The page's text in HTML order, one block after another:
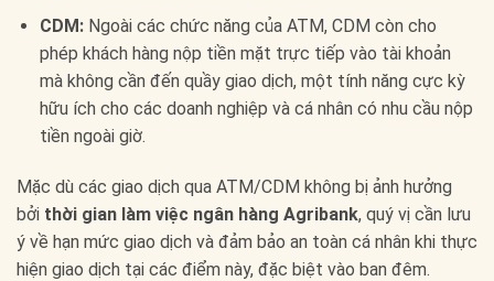
CDM:Ngoài các chức năng của ATM, CDM còn cho
phép khách hàng nộp tiền mặt trực tiếp vào tài khoản
mà không cần đến quầy giao dịch, một tính năng cực kỳ
hữu ích cho các doanh nghiệp và cá nhân có nhu cầu nộp
tiền ngoài giờ.
Mặc dù các giao dịch qua ATM/CDM không bị ảnh hưởng
bởi thời gian làm việc ngân hàng Agribank, quý vị cần lưu
ý về hạn mức giao dịch và đảm bảo an toàn cá nhân khi thực
hiện giao dịch tại các điểm này, đặc biệt vào ban đêm.